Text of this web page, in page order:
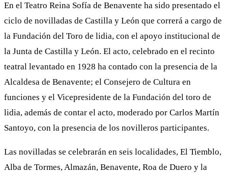
En el Teatro Reina Sofía de Benavente ha sido presentado el
ciclo de novilladas de Castilla y León que correrá a cargo de
la Fundación del Toro de lidia, con el apoyo institucional de
la Junta de Castilla y León. El acto, celebrado en el recinto
teatral levantado en 1928 ha contado con la presencia de la
Alcaldesa de Benavente; el Consejero de Cultura en
funciones y el Vicepresidente de la Fundación del toro de
lidia, además de contar el acto, moderado por Carlos Martín
Santoyo, con la presencia de los novilleros participantes.
Las novilladas se celebrarán en seis localidades, El Tiemblo,
Alba de Tormes, Almazán, Benavente, Roa de Duero y la